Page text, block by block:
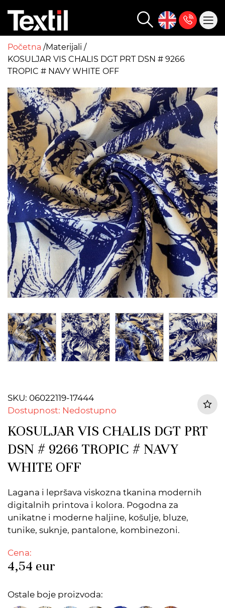
Početna Materijali
KOSULJAR VIS CHALIS DGT PRT DSN # 9266
TROPIC # NAVY WHITE OFF
SKU: 06022119-17444
Dostupnost: Nedostupno
KOSULJAR VIS CHALIS DGT PRT
DSN # 9266 TROPIC # NAVY
WHITE OFF
Lagana i lepršava viskozna tkanina modernih
digitalnih printova i kolora. Pogodna za
unikatne i moderne haljine, košulje, bluze,
tunike, suknje, pantalone, kombinezoni.
Cena:
4,54 eur
Ostale boje proizvoda: